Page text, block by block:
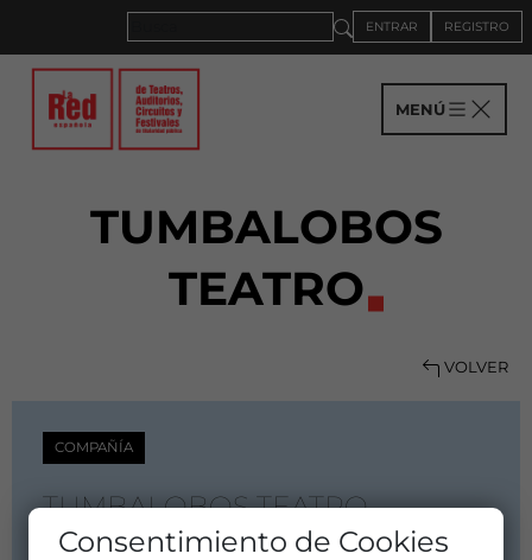
ENTRAR REGISTRO
MENÚ
TUMBALOBOS
TEATRO
VOLVER
COMPAÑÍA
TUMBALOBOS TEATRO
Consentimiento de Cookies